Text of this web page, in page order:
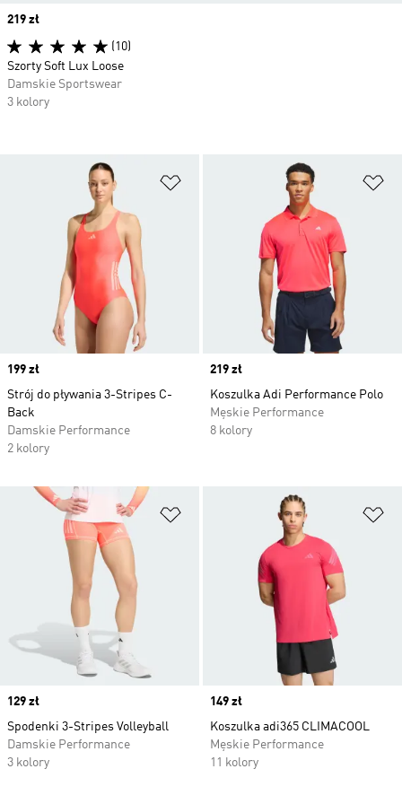
Dodaj do listy życzeń
Price
199 zł
Strój do pływania 3-Stripes C-
Back
Damskie Performance
2 kolory
Price
219 zł
Koszulka Adi Performance Polo
Męskie Performance
8 kolory
Dodaj do listy życzeń
Price
129 zł
Spodenki 3-Stripes Volleyball
Damskie Performance
3 kolory
Price
149 zł
Koszulka adi365 CLIMACOOL
Męskie Performance
11 kolory
Price
219 zł
(10)
Szorty Soft Lux Loose
Damskie Sportswear
3 kolory